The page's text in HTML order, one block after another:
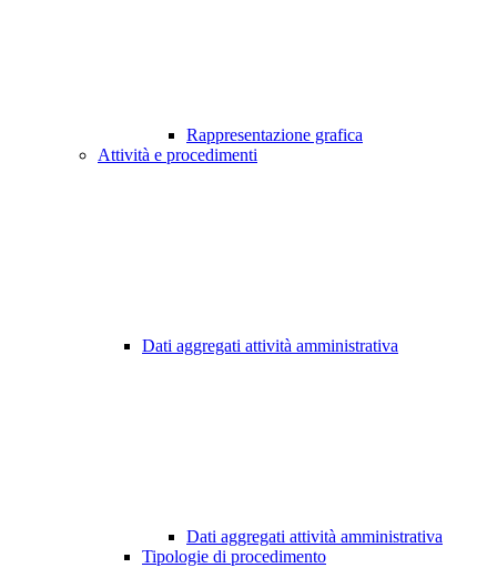
Rappresentazione grafica
Attività e procedimenti
Dati aggregati attività amministrativa
Dati aggregati attività amministrativa
Tipologie di procedimento